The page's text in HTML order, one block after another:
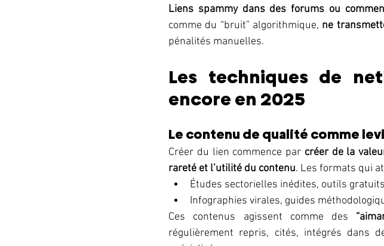
Liens spammy dans des forums ou
comme du “bruit” algorithmique, ne
pénalités manuelles.
Les techniques de
encore en 2025
Le contenu de qualité comme
Créer du lien commence par créer de la
rareté et l’utilité du contenu. Les formats qui
Études sectorielles inédites, outils
Infographies virales, guides
Ces contenus agissent comme des
régulièrement repris, cités, intégrés dans